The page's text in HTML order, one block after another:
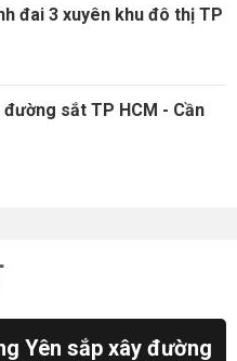
đai 3 xuyên khu đô thị TP
sắt TP HCM - Cần
Yên sắp xây đường